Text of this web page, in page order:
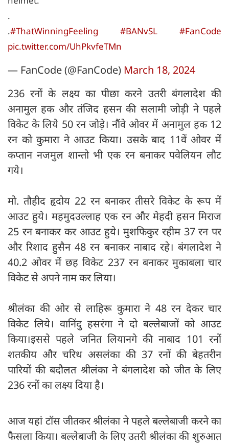
.
.#ThatWinningFeeling #BANvSL
#FanCode
pic.twitter.com/UhPkvfeTMn
— FanCode (@FanCode) March 18, 2024
236 रनों के लक्ष्य का पीछा करने उतरी बंगलादेश की
अनामुल हक और तंजिद हसन की सलामी जोड़ी ने पहले
विकेट के लिये 50 रन जोड़े। नौंवे ओवर में अनामुल हक 12
रन को कुमारा ने आउट किया। उसके बाद 11वें ओवर में
कप्तान नजमुल शान्तो भी एक रन बनाकर पवेलियन लौट
गये।
मो. तौहीद हृदोय 22 रन बनाकर तीसरे विकेट के रूप में
आउट हुये। महमुदउल्लाह एक रन और मेहदी हसन मिराज
25 रन बनाकर कर आउट हुये। मुशफिकुर रहीम 37 रन पर
और रिशाद हुसैन 48 रन बनाकर नाबाद रहे। बंगलादेश ने
40.2 ओवर में छह विकेट 237 रन बनाकर मुकाबला चार
विकेट से अपने नाम कर लिया।
श्रीलंका की ओर से लाहिरू कुमारा ने 48 रन देकर चार
विकेट लिये। वानिंदु हसरंगा ने दो बल्लेबाजों को आउट
किया।इससे पहले जनित लियानगे की नाबाद 101 रनों
शतकीय और चरिथ असलंका की 37 रनों की बेहतरीन
पारियों की बदौलत श्रीलंका ने बंगलादेश को जीत के लिए
236 रनों का लक्ष्य दिया है।
आज यहां टॉस जीतकर श्रीलंका ने पहले बल्लेबाजी करने का
फैसला किया। बल्लेबाजी के लिए उतरी श्रीलंका की शुरुआत